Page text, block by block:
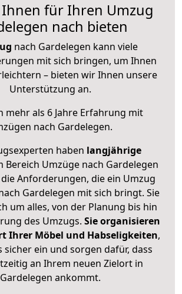
für Ihren Umzug
nach bieten
nach Gardelegen kann viele
mit sich bringen, um Ihnen
– bieten wir Ihnen unsere
Unterstützung an.
mehr als 6 Jahre Erfahrung mit
nach Gardelegen.
haben langjährige
Bereich Umzüge nach Gardelegen
Anforderungen, die ein Umzug
Gardelegen mit sich bringt. Sie
um alles, von der Planung bis hin
des Umzugs. Sie organisieren
Ihrer Möbel und Habseligkeiten,
sicher ein und sorgen dafür, dass
an Ihrem neuen Zielort in
Gardelegen ankommt.